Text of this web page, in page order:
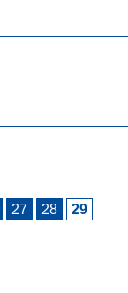
27 28 29